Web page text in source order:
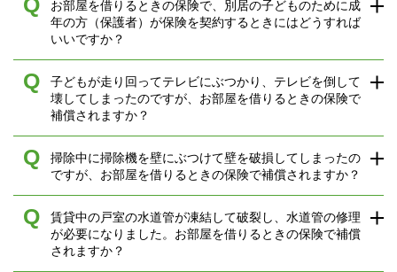
お部屋を借りるときの保険で、別居の子どものために成
年の方（保護者）が保険を契約するときにはどうすれば
いいですか？
Q
子どもが走り回ってテレビにぶつかり、テレビを倒して
壊してしまったのですが、お部屋を借りるときの保険で
補償されますか？
Q
掃除中に掃除機を壁にぶつけて壁を破損してしまったの
ですが、お部屋を借りるときの保険で補償されますか？
Q
賃貸中の戸室の水道管が凍結して破裂し、水道管の修理
が必要になりました。お部屋を借りるときの保険で補償
されますか？